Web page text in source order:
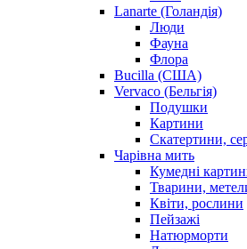
Lanarte (Голандія)
Люди
Фауна
Флора
Bucilla (США)
Vervaco (Бельгія)
Подушки
Картини
Скатертини,
Чарiвна мить
Кумедні
Тварини,
Квіти, рослини
Пейзажі
Натюрморти